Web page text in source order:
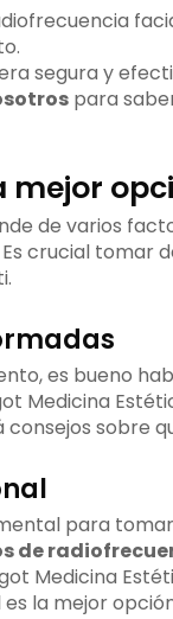
segura y
para
mejor
de varios
crucial tomar
es bueno
Medicina
sobre
para
de
Medicina
es la mejor